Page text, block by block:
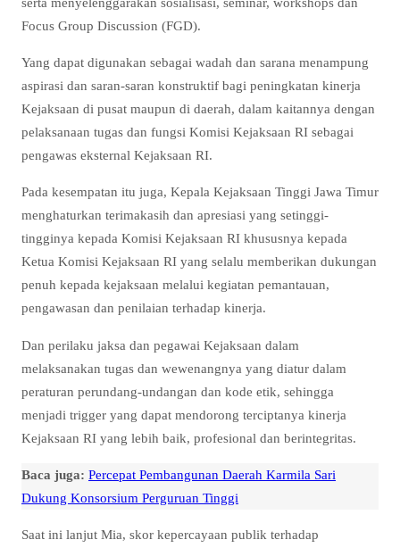
Focus Group Discussion (FGD).
Yang dapat digunakan sebagai wadah dan sarana menampung
aspirasi dan saran-saran konstruktif bagi peningkatan kinerja
Kejaksaan di pusat maupun di daerah, dalam kaitannya dengan
pelaksanaan tugas dan fungsi Komisi Kejaksaan RI sebagai
pengawas eksternal Kejaksaan RI.
Pada kesempatan itu juga, Kepala Kejaksaan Tinggi Jawa Timur
menghaturkan terimakasih dan apresiasi yang setinggi-
tingginya kepada Komisi Kejaksaan RI khususnya kepada
Ketua Komisi Kejaksaan RI yang selalu memberikan dukungan
penuh kepada kejaksaan melalui kegiatan pemantauan,
pengawasan dan penilaian terhadap kinerja.
Dan perilaku jaksa dan pegawai Kejaksaan dalam
melaksanakan tugas dan wewenangnya yang diatur dalam
peraturan perundang-undangan dan kode etik, sehingga
menjadi trigger yang dapat mendorong terciptanya kinerja
Kejaksaan RI yang lebih baik, profesional dan berintegritas.
Baca juga: Percepat Pembangunan Daerah Karmila Sari
Dukung Konsorsium Perguruan Tinggi
Saat ini lanjut Mia, skor kepercayaan publik terhadap